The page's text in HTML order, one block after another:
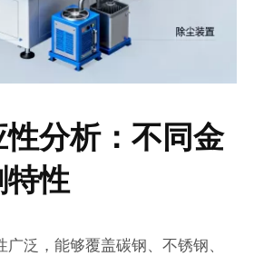
分析：不同金
特性
泛，能够覆盖碳钢、不锈钢、